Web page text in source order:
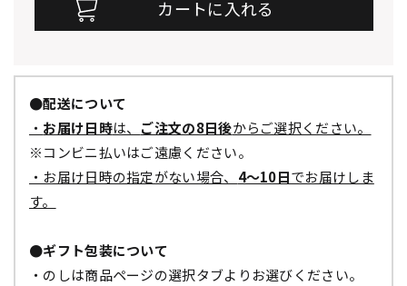
●配送について
・ お届け日時は、 ご注文の8日後からご選択ください。
※コンビニ払いはご遠慮ください。
・お届け日時の指定がない場合、 4～10日でお届けしま
す。
●ギフト包装について
・のしは商品ページの選択タブよりお選びください。